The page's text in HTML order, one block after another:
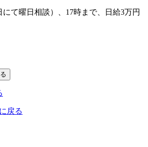
にて曜日相談）、17時まで、日給3万円
戻る